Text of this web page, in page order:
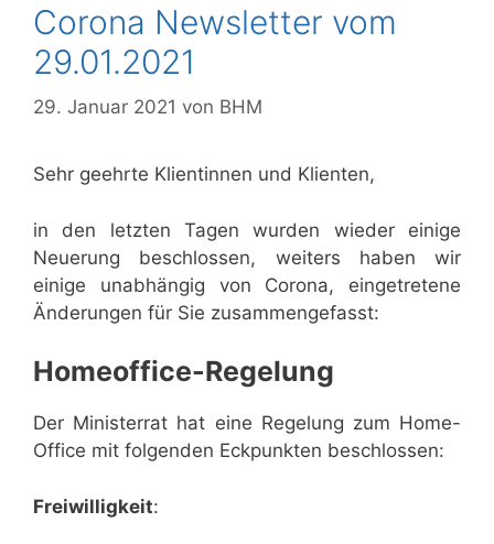
Corona Newsletter vom
29.01.2021
29. Januar 2021 von BHM
Sehr geehrte Klientinnen und Klienten,
in den letzten Tagen wurden wieder einige
Neuerung beschlossen, weiters haben wir
einige unabhängig von Corona, eingetretene
Änderungen für Sie zusammengefasst:
Homeoffice-Regelung
Der Ministerrat hat eine Regelung zum Home-
Office mit folgenden Eckpunkten beschlossen:
Freiwilligkeit: